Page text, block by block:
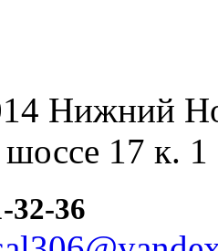
Нижний
17 к.
32-36